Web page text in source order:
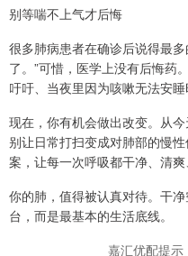
别等喘不上气才后悔
很多肺病患者在确诊后说得最
了。”可惜，医学上没有后悔药
吁吁、当夜里因为咳嗽无法安
现在，你有机会做出改变。从
别让日常打扫变成对肺部的慢
案，让每一次呼吸都干净、清爽
你的肺，值得被认真对待。干
台，而是最基本的生活底线。
嘉汇优配提示